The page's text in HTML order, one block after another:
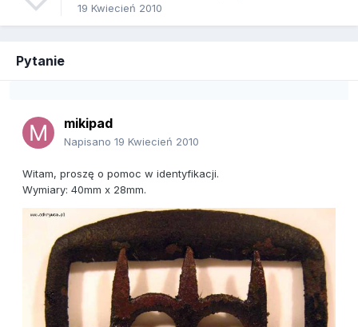
19 Kwiecień 2010
Pytanie
mikipad
Napisano 19 Kwiecień 2010
Witam, proszę o pomoc w identyfikacji.
Wymiary: 40mm x 28mm.